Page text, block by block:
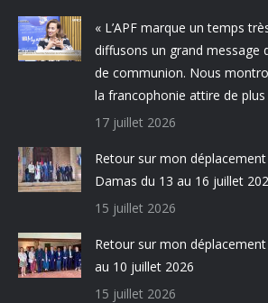
« L’APF marque un temps
diffusons un grand message
de communion. Nous
la francophonie attire de plus
17 juillet 2026
Retour sur mon
Damas du 13 au 16 juillet
15 juillet 2026
Retour sur mon
au 10 juillet 2026
15 juillet 2026